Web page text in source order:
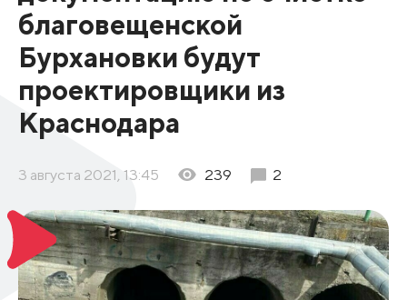
благовещенской
Бурхановки будут
проектировщики из
Краснодара
3 августа 2021, 13:45 239 2